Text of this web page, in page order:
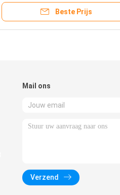
Beste Prijs
Mail ons
Verzend